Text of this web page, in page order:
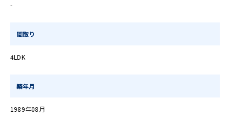
-
間取り
4LDK
築年月
1989年08月